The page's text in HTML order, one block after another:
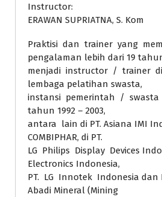
Instructor:
ERAWAN SUPRIATNA, S. Kom
Praktisi dan trainer yang
pengalaman lebih dari 19
menjadi instructor / trainer di
lembaga pelatihan swasta,
instansi pemerintah / swasta
tahun 1992 – 2003,
antara lain di PT. Asiana IMI
COMBIPHAR, di PT.
LG Philips Display Devices
Electronics Indonesia,
PT. LG Innotek Indonesia dan
Abadi Mineral (Mining